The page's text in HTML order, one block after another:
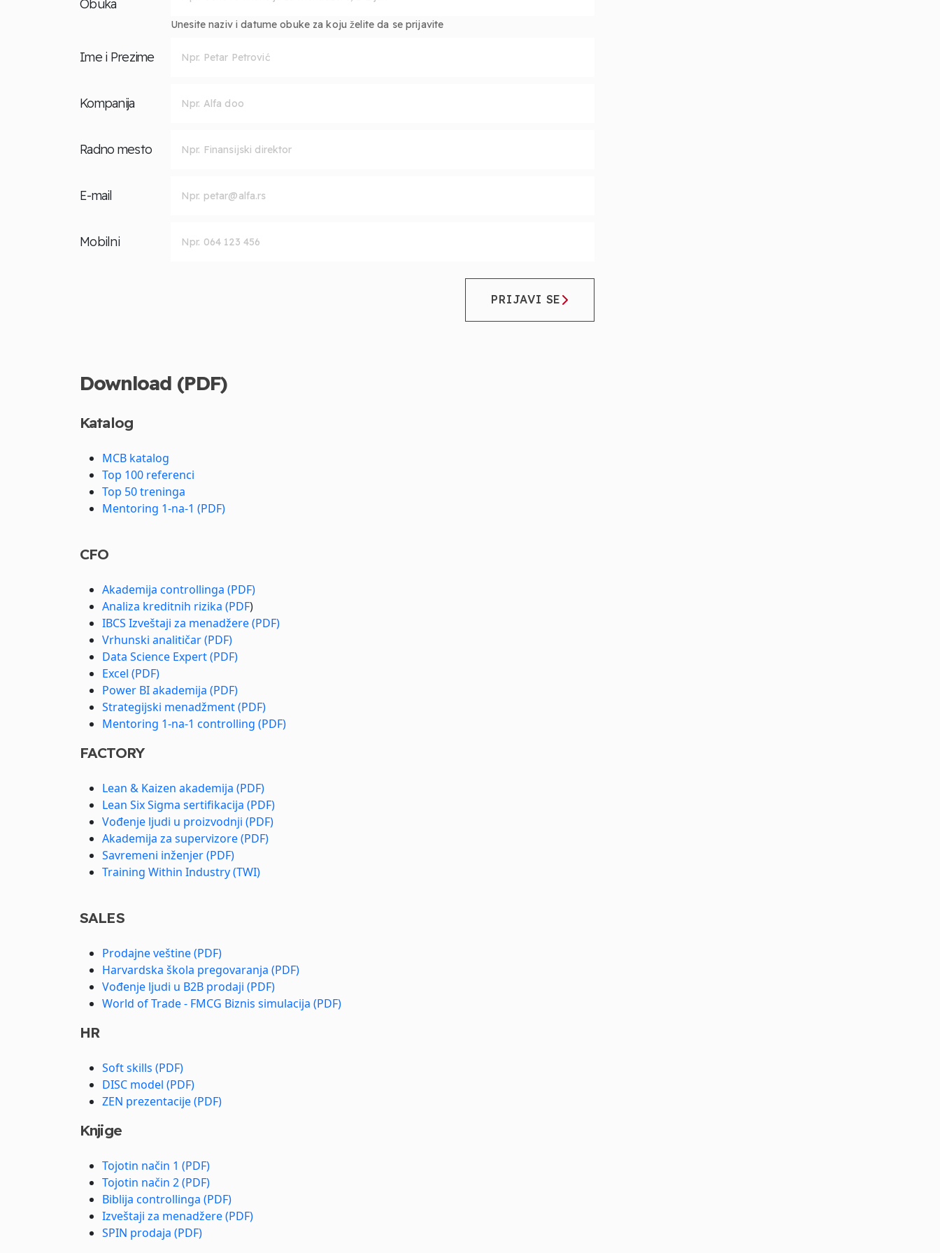
Obuka
Unesite naziv i datume obuke za koju želite da se prijavite
Ime i Prezime
Kompanija
Radno mesto
E-mail
Mobilni
PRIJAVI SE
Download (PDF)
Katalog
MCB katalog
Top 100 referenci
Top 50 treninga
Mentoring 1-na-1 (PDF)
CFO
Akademija controllinga (PDF)
Analiza kreditnih rizika (PDF)
IBCS Izveštaji za menadžere (PDF)
Vrhunski analitičar (PDF)
Data Science Expert (PDF)
Excel (PDF)
Power BI akademija (PDF)
Strategijski menadžment (PDF)
Mentoring 1-na-1 controlling (PDF)
FACTORY
Lean & Kaizen akademija (PDF)
Lean Six Sigma sertifikacija (PDF)
Vođenje ljudi u proizvodnji (PDF)
Akademija za supervizore (PDF)
Savremeni inženjer (PDF)
Training Within Industry (TWI)
SALES
Prodajne veštine (PDF)
Harvardska škola pregovaranja (PDF)
Vođenje ljudi u B2B prodaji (PDF)
World of Trade - FMCG Biznis simulacija (PDF)
HR
Soft skills (PDF)
DISC model (PDF)
ZEN prezentacije (PDF)
Knjige
Tojotin način 1 (PDF)
Tojotin način 2 (PDF)
Biblija controllinga (PDF)
Izveštaji za menadžere (PDF)
SPIN prodaja (PDF)